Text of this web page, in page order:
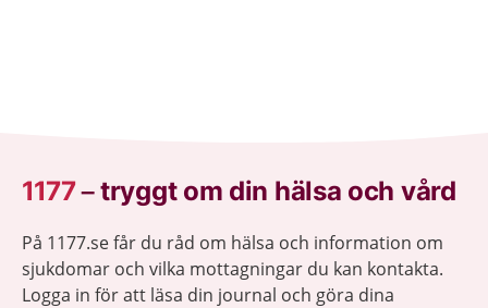
1177–tryggt om din hälsa och vård
På 1177.se får du råd om hälsa och information om
sjukdomar och vilka mottagningar du kan kontakta.
Logga in för att läsa din journal och göra dina